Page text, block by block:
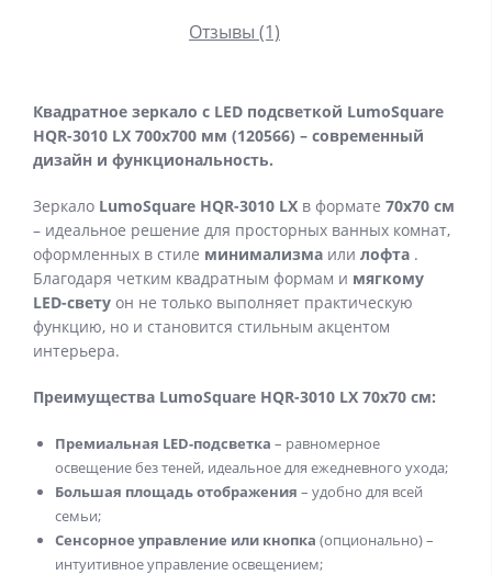
Отзывы (1)
Квадратное зеркало с LED подсветкой LumoSquare
HQR-3010 LX 700x700 мм (120566) – современный
дизайн и функциональность.
Зеркало LumoSquare HQR-3010 LX в формате 70x70 см
– идеальное решение для просторных ванных комнат,
оформленных в стиле минимализма или лофта .
Благодаря четким квадратным формам и мягкому
LED-свету он не только выполняет практическую
функцию, но и становится стильным акцентом
интерьера.
Преимущества LumoSquare HQR-3010 LX 70x70 см:
Премиальная LED-подсветка – равномерное
освещение без теней, идеальное для ежедневного ухода;
Большая площадь отображения – удобно для всей
семьи;
Сенсорное управление или кнопка (опционально) –
интуитивное управление освещением;